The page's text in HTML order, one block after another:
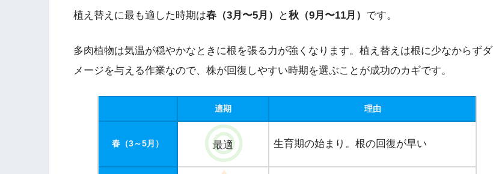
植え替えに最も適した時期は春（3月〜5月） と秋（9月〜11月） です。
多肉植物は気温が穏やかなときに根を張る力が強くなります。植え替えは根に少なからずダ
メージを与える作業なので、株が回復しやすい時期を選ぶことが成功のカギです。
適期 理由
春（3～5月） 最適 生育期の始まり。根の回復が早い